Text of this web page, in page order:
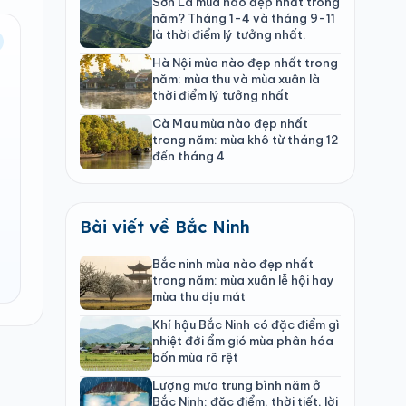
năm? Tháng 1-4 và tháng 9-11
là thời điểm lý tưởng nhất.
Hà Nội mùa nào đẹp nhất trong
năm: mùa thu và mùa xuân là
thời điểm lý tưởng nhất
Cà Mau mùa nào đẹp nhất
trong năm: mùa khô từ tháng 12
đến tháng 4
Bài viết về Bắc Ninh
Bắc ninh mùa nào đẹp nhất
trong năm: mùa xuân lễ hội hay
mùa thu dịu mát
Khí hậu Bắc Ninh có đặc điểm gì
nhiệt đới ẩm gió mùa phân hóa
bốn mùa rõ rệt
Lượng mưa trung bình năm ở
Bắc Ninh: đặc điểm, thời tiết, lời